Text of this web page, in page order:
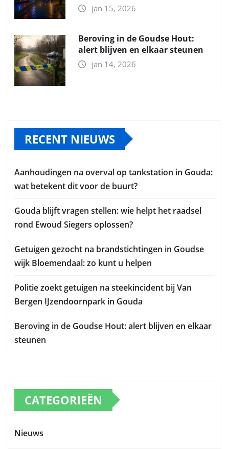
jan 15, 2026
Beroving in de Goudse Hout:
alert blijven en elkaar steunen
jan 14, 2026
RECENT NIEUWS
Aanhoudingen na overval op tankstation in Gouda:
wat betekent dit voor de buurt?
Gouda blijft vragen stellen: wie helpt het raadsel
rond Ewoud Siegers oplossen?
Getuigen gezocht na brandstichtingen in Goudse
wijk Bloemendaal: zo kunt u helpen
Politie zoekt getuigen na steekincident bij Van
Bergen IJzendoornpark in Gouda
Beroving in de Goudse Hout: alert blijven en elkaar
steunen
CATEGORIEËN
Nieuws